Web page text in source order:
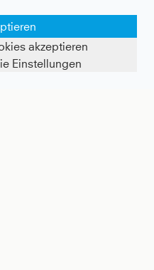
akzeptieren
Einstellungen